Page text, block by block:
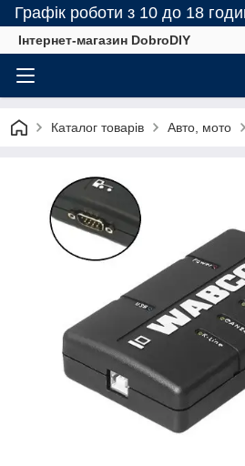
Графік роботи з 10 до 18
Інтернет-магазин DobroDIY
Каталог товарів Авто, мото